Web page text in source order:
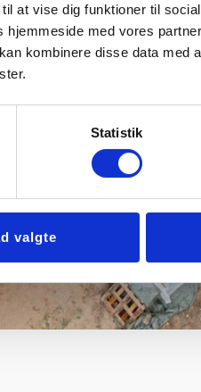
at vise dig funktioner til
med vores
kombinere disse data med
Statistik
valgte